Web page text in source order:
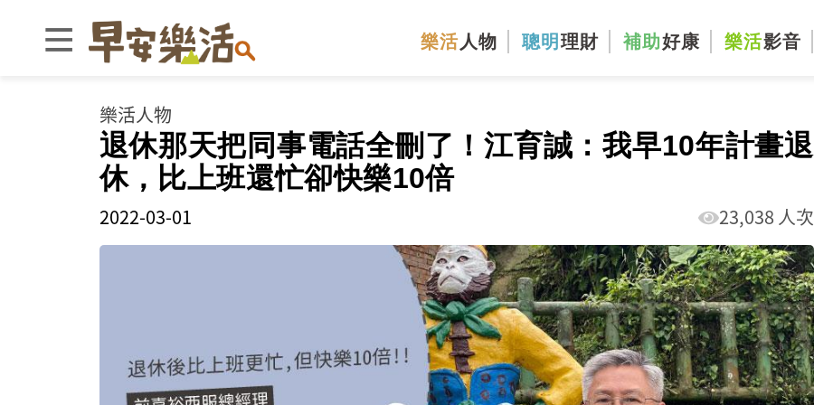
樂活 人物 聰明 理財 補助好康 樂活影音
樂活人物
退休那天把同事電話全刪了！江育誠：我早10年計畫退
休，比上班還忙卻快樂10倍
2022-03-01 23,038 人次